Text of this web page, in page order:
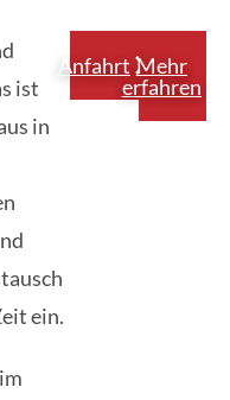
ist
in
ein.
Anfahrt Mehr
erfahren